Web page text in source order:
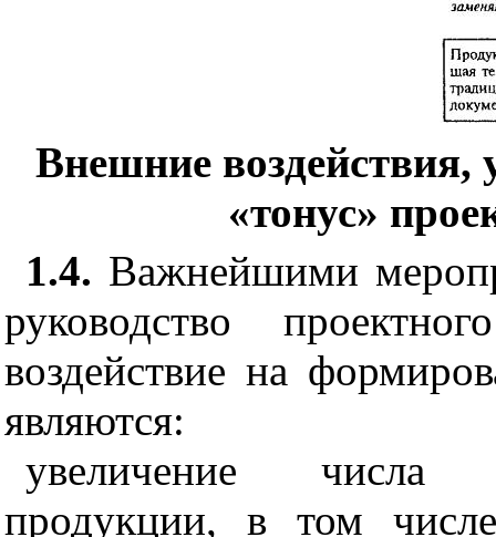
Внешние
«тонус»
1.4. Важнейшими
руководство
воздействие на
являются:
увеличение числа
продукции, в том